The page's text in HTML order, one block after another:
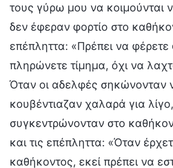
τους γύρω μου να κοιμούνται
δεν έφεραν φορτίο στο
επέπληττα: «Πρέπει να φέρετε
πληρώνετε τίμημα, όχι να
Όταν οι αδελφές σηκώνονταν
κουβέντιαζαν χαλαρά για
συγκεντρώνονταν στο
και τις επέπληττα: «Όταν
καθήκοντος, εκεί πρέπει να